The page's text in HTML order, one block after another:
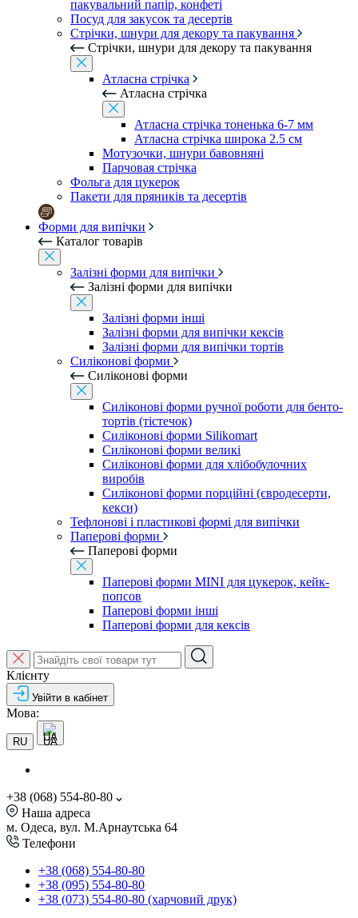
пакувальний папір, конфеті
Посуд для закусок та десертів
Стрічки, шнури для декору та пакування
Стрічки, шнури для декору та пакування
Атласна стрічка
Атласна стрічка
Атласна стрічка тоненька 6-7 мм
Атласна стрічка широка 2.5 см
Мотузочки, шнури бавовняні
Парчовая стрічка
Фольга для цукерок
Пакети для пряників та десертів
Форми для випічки
Каталог товарів
Залізні форми для випічки
Залізні форми для випічки
Залізні форми інші
Залізні форми для випічки кексів
Залізні форми для випічки тортів
Силіконові форми
Силіконові форми
Силіконові форми ручної роботи для бенто-
тортів (тістечок)
Силіконові форми Silikomart
Силіконові форми великі
Силіконові форми для хлібобулочних
виробів
Силіконові форми порційні (євродесерти,
кекси)
Тефлонові і пластикові формі для випічки
Паперові форми
Паперові форми
Паперові форми MINI для цукерок, кейк-
попсов
Паперові форми інші
Паперові форми для кексів
Клієнту
Увійти в кабінет
Мова:
RU UA
+38 (068) 554-80-80
Наша адреса
м. Одеса, вул. М.Арнаутська 64
Телефони
+38 (068) 554-80-80
+38 (095) 554-80-80
+38 (073) 554-80-80 (харчовий друк)